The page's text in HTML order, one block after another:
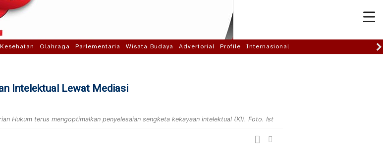
Kesehatan Olahraga Parlementaria Wisata Budaya Advertorial Profile Internasional
Intelektual Lewat Mediasi
Hukum terus mengoptimalkan penyelesaian sengketa kekayaan intelektual (KI). Foto. Ist